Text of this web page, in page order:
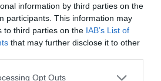
information by third parties on the
participants. This information may
to third parties on the IAB’s List of
that may further disclose it to other
Opt Outs